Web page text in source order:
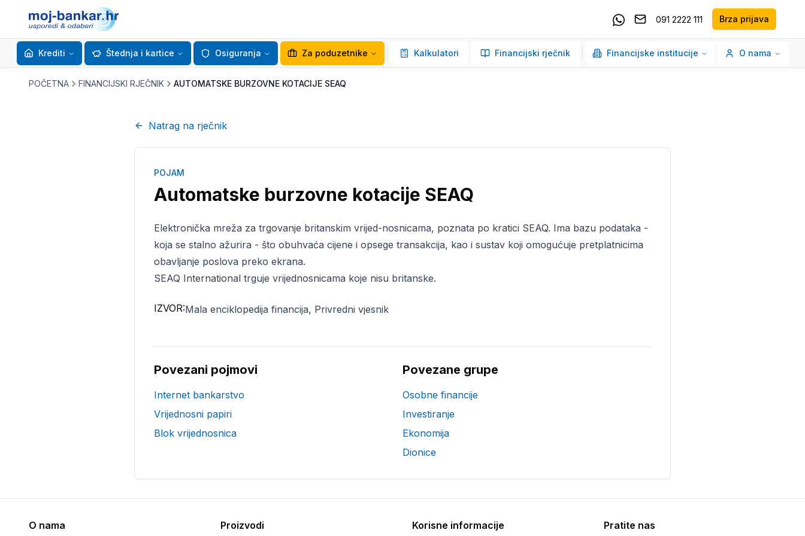
Kontaktirajte nas putem Whatsappa
091 2222 111 Brza prijava
Krediti Štednja i kartice Osiguranja Za poduzetnike Kalkulatori Financijski rječnik Financijske institucije O nama
POČETNA FINANCIJSKI RJEČNIK AUTOMATSKE BURZOVNE KOTACIJE SEAQ
Natrag na rječnik
POJAM
Automatske burzovne kotacije SEAQ
Elektronička mreža za trgovanje britanskim vrijed-nosnicama, poznata po kratici SEAQ. Ima bazu podataka -
koja se stalno ažurira - što obuhvaća cijene i opsege transakcija, kao i sustav koji omogućuje pretplatnicima
obavljanje poslova preko ekrana.
SEAQ International trguje vrijednosnicama koje nisu britanske.
IZVOR:Mala enciklopedija financija, Privredni vjesnik
Povezani pojmovi
Internet bankarstvo
Vrijednosni papiri
Blok vrijednosnica
Povezane grupe
Osobne financije
Investiranje
Ekonomija
Dionice
O nama Proizvodi Korisne informacije Pratite nas